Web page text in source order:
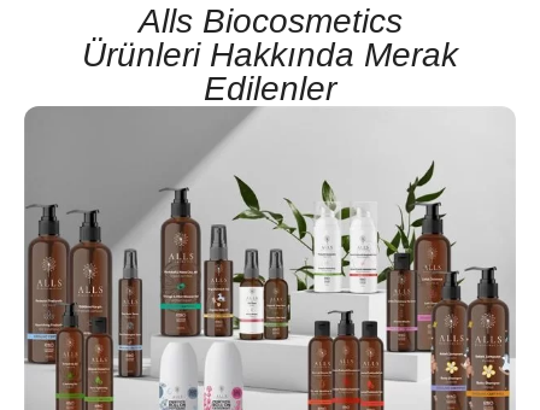
Alls Biocosmetics
Ürünleri Hakkında Merak
Edilenler